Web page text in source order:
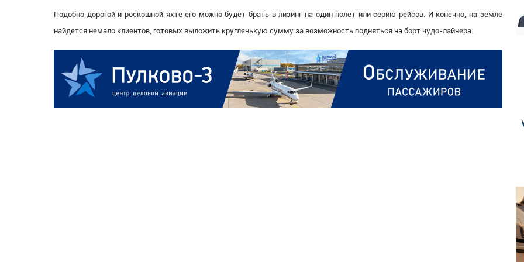
Подобно дорогой и роскошной яхте его можно будет брать в лизинг на один полет или серию рейсов. И конечно, на земле
найдется немало клиентов, готовых выложить кругленькую сумму за возможность подняться на борт чудо-лайнера.